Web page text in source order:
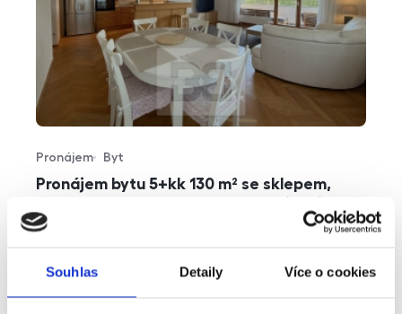
Souhlas Detaily Více o cookies
Pronájem bytu 5+kk 130 m² se sklepem,
Typ nabídky
Pronájem
Typ nemovitosti
Byt
funkce
parkování sklep výtah